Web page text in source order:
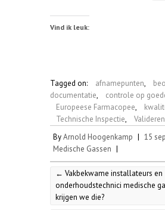
Vind ik leuk:
Tagged on: afnamepunten,
documentatie, controle op
Europeese Farmacopee,
Technische Inspectie,
Valideren
ByArnold Hoogenkamp | 15
Medische Gassen |
← Vakbekwame installateurs en
onderhoudstechnici medische
krijgen we die?